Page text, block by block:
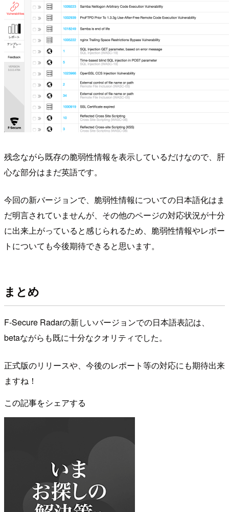
残念ながら既存の脆弱性情報を表示しているだけなので、肝
心な部分はまだ英語です。
今回の新バージョンで、脆弱性情報についての日本語化はま
だ明言されていませんが、その他のページの対応状況が十分
に出来上がっていると感じられるため、脆弱性情報やレポー
トについても今後期待できると思います。
まとめ
F-Secure Radarの新しいバージョンでの日本語表記は、
betaながらも既に十分なクオリティでした。
正式版のリリースや、今後のレポート等の対応にも期待出来
ますね！
この記事をシェアする